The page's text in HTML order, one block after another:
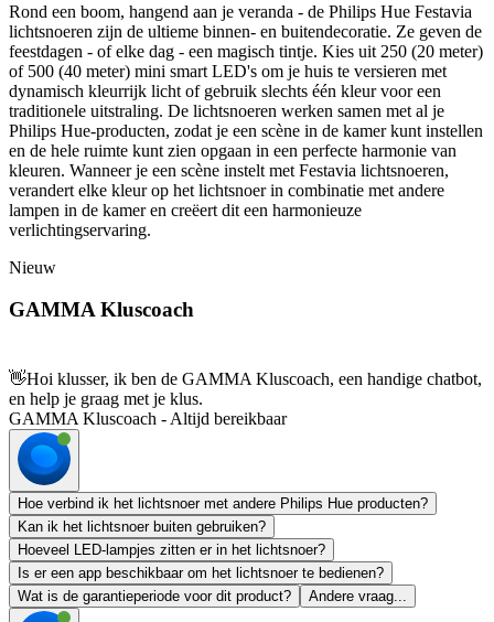
Rond een boom, hangend aan je veranda - de Philips Hue Festavia
lichtsnoeren zijn de ultieme binnen- en buitendecoratie. Ze geven de
feestdagen - of elke dag - een magisch tintje. Kies uit 250 (20 meter)
of 500 (40 meter) mini smart LED's om je huis te versieren met
dynamisch kleurrijk licht of gebruik slechts één kleur voor een
traditionele uitstraling. De lichtsnoeren werken samen met al je
Philips Hue-producten, zodat je een scène in de kamer kunt instellen
en de hele ruimte kunt zien opgaan in een perfecte harmonie van
kleuren. Wanneer je een scène instelt met Festavia lichtsnoeren,
verandert elke kleur op het lichtsnoer in combinatie met andere
lampen in de kamer en creëert dit een harmonieuze
verlichtingservaring.
Nieuw
GAMMA Kluscoach
👋Hoi klusser, ik ben de GAMMA Kluscoach, een handige chatbot,
en help je graag met je klus.
GAMMA Kluscoach - Altijd bereikbaar
Hoe verbind ik het lichtsnoer met andere Philips Hue producten?
Kan ik het lichtsnoer buiten gebruiken?
Hoeveel LED-lampjes zitten er in het lichtsnoer?
Is er een app beschikbaar om het lichtsnoer te bedienen?
Wat is de garantieperiode voor dit product?
Andere vraag...